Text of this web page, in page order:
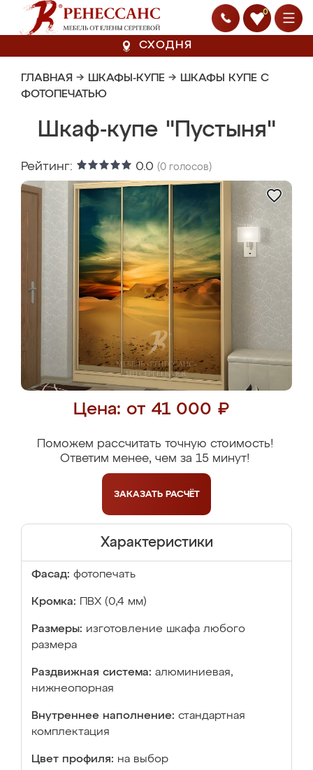
0
СХОДНЯ
ГЛАВНАЯ → ШКАФЫ-КУПЕ → ШКАФЫ КУПЕ С
ФОТОПЕЧАТЬЮ
Шкаф-купе "Пустыня"
Рейтинг: 0.0 (0 голосов)
Цена: от 41 000 ₽
Поможем рассчитать точную стоимость!
Ответим менее, чем за 15 минут!
ЗАКАЗАТЬ РАСЧЁТ
Характеристики
Фасад: фотопечать
Кромка: ПВХ (0,4 мм)
Размеры: изготовление шкафа любого
размера
Раздвижная система: алюминиевая,
нижнеопорная
Внутреннее наполнение: стандартная
комплектация
Цвет профиля: на выбор